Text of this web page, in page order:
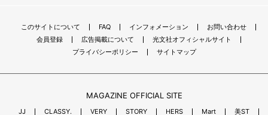
このサイトについて FAQ インフォメーション
お問い合わせ
会員登録
広告掲載について
光文社オフィシャルサイト
プライバシーポリシー
サイトマップ
MAGAZINE OFFICIAL SITE
JJ CLASSY. VERY STORY HERS Mart 美ST